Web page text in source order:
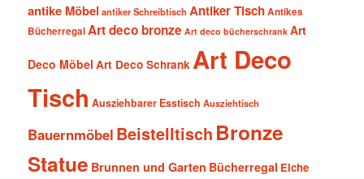
antike Möbel antiker Schreibtisch Antiker TischAntikes
BücherregalArt deco bronze Art deco bücherschrank Art
Deco Möbel Art Deco Schrank Art Deco
Tisch Ausziehbarer Esstisch Ausziehtisch
Bauernmöbel Beistelltisch Bronze
Statue Brunnen und Garten Bücherregal Eiche